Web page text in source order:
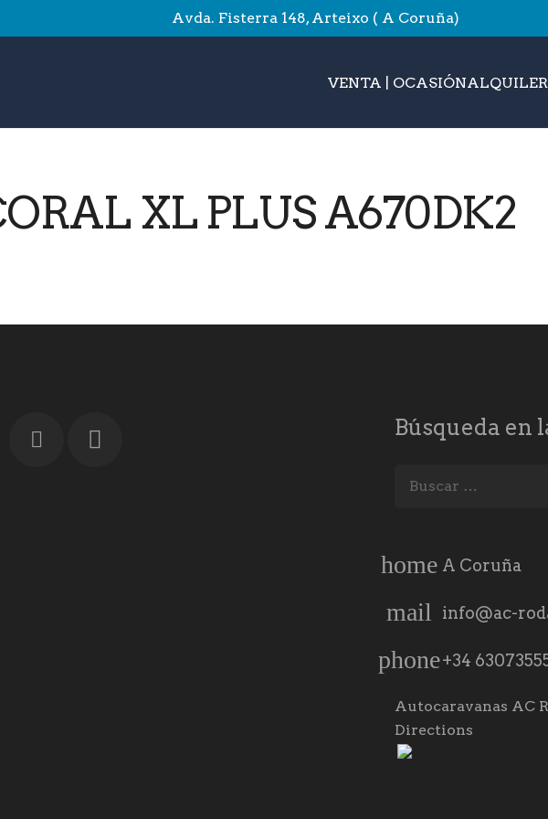
Avda. Fisterra 148, Arteixo ( A Coruña)
VENTA | OCASIÓNALQUILER
XL PLUS A670DK2
Búsqueda en
home A Coruña
mail info@ac-
phone+34
Autocaravanas AC
Directions